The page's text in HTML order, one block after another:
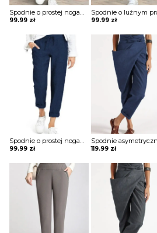
Spodnie o prostej nogawce wiązane w pasie
99.99 zł 99.99 zł
Spodnie o prostej nogawce wiązane w pasie
99.99 zł 119.99 zł